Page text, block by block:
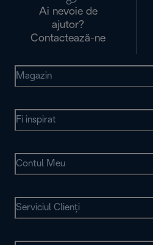
Ai nevoie de
ajutor?
Contactează-ne
Magazin
Fi inspirat
Contul Meu
Serviciul Clienţi